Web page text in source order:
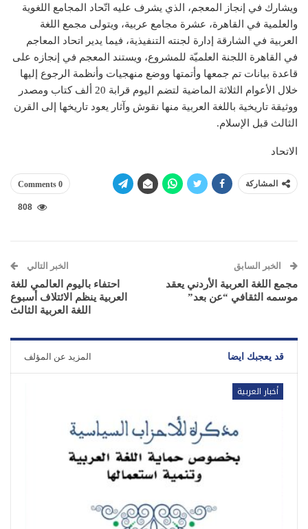
ويشارك في إنجاز المعجم، الذي يشرف عليه اتّحاد المجامع اللغوية
والعلمية في القاهرة، عشرة مجامع عربية، ويتولى مجمع اللغة
العربية في الشارقة إدارة لجنته التنفيذية، فيما يدير اتحاد المعاجم
في القاهرة اللجنة العلميّة للمشروع، ويستند المعجم في إنجازه على
قاعدة بيانات تم جمعها وأتمتها ووضع منهجيات وأنظمة الرجوع إليها
خلال الأعوام الثلاثة الماضية لتضم اليوم قرابة 20 ألف كتاب ومصدر
ووثيقة تاريخية باللغة العربية منها نقوش وآثار يعود تاريخها إلى القرن
الثالث قبل الإسلام.
الاتحاد
المشاركة 0 Comments
808
الخبر السابق
مجمع اللغة العربية الأردني يعقد
موسمه الثقافي “عن بعد”
الخبر التالي
احتفاء باليوم العالمي للغة
العربية ينظم الائتلاف أسبوع
اللغة العربية الثالث
قد يعجبك ايضا المزيد عن المؤلف
أخبار العربية